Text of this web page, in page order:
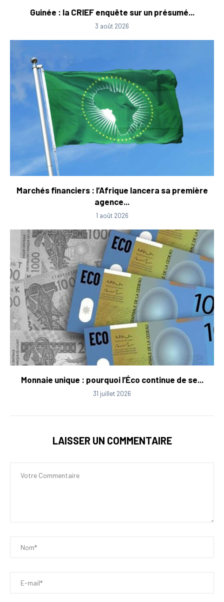
Guinée : la CRIEF enquête sur un présumé...
3 août 2026
Marchés financiers : l’Afrique lancera sa première
agence...
1 août 2026
Monnaie unique : pourquoi l’Éco continue de se...
31 juillet 2026
LAISSER UN COMMENTAIRE